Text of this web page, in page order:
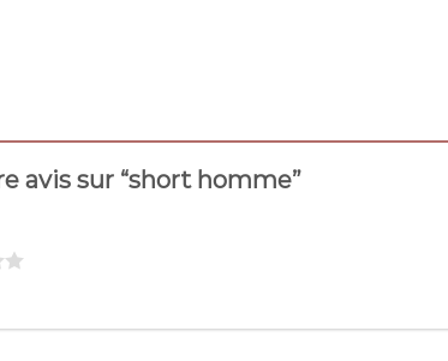
avis sur “short homme”